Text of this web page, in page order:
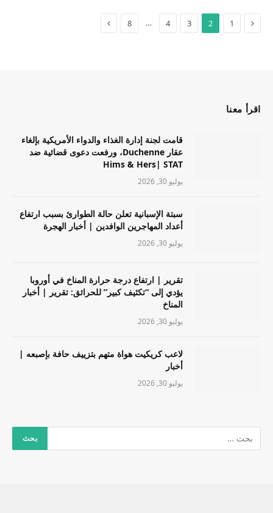
1
2
3
4
…
8
اقرأ معنا
قامت لجنة إدارة الغذاء والدواء الأمريكية بإلغاء
عقار Duchenne، ورفعت دعوى قضائية ضد
Hims & Hers| STAT
يوليو 30, 2026
سبتة الإسبانية تعلن حالة الطوارئ بسبب ارتفاع
أعداد المهاجرين الوافدين | أخبار الهجرة
يوليو 30, 2026
تقرير | ارتفاع درجة حرارة المناخ في أوروبا
يؤدي إلى “تكثيف كبير” للحرائق: تقرير | أخبار
المناخ
يوليو 30, 2026
لاعب كريكيت هواة متهم بتزييف حافة بإصبعه |
أخبار
يوليو 30, 2026